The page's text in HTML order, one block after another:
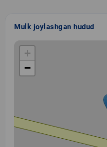
Mulk joylashgan hudud
+
−